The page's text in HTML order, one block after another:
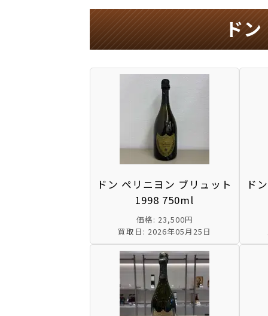
ドン
ドン ペリニヨン ブリュット
1998 750ml
価格: 23,500円
買取日: 2026年05月25日
ド